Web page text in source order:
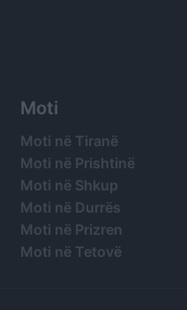
Moti
Moti në Tiranë
Moti në Prishtinë
Moti në Shkup
Moti në Durrës
Moti në Prizren
Moti në Tetovë